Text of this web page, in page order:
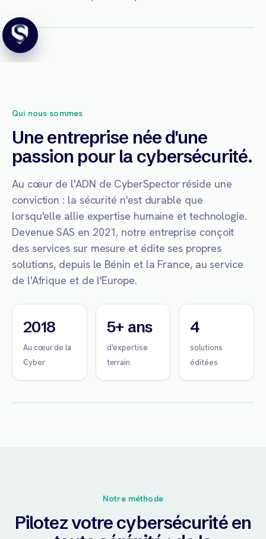
Qui nous sommes
Une entreprise née d'une
passion pour la cybersécurité.
Au cœur de l'ADN de CyberSpector réside une
conviction : la sécurité n'est durable que
lorsqu'elle allie expertise humaine et technologie.
Devenue SAS en 2021, notre entreprise conçoit
des services sur mesure et édite ses propres
solutions, depuis le Bénin et la France, au service
de l'Afrique et de l'Europe.
2018
Au cœur de la
Cyber
5+ ans
d'expertise
terrain
4
solutions
éditées
Notre méthode
Pilotez votre cybersécurité en